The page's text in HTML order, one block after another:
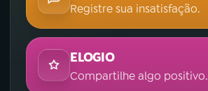
Registre sua insatisfação.
ELOGIO
Compartilhe algo positivo.